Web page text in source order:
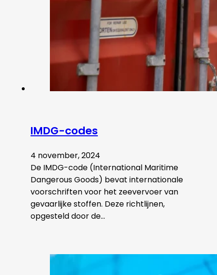
IMDG-codes
4 november, 2024
De IMDG-code (International Maritime
Dangerous Goods) bevat internationale
voorschriften voor het zeevervoer van
gevaarlijke stoffen. Deze richtlijnen,
opgesteld door de…